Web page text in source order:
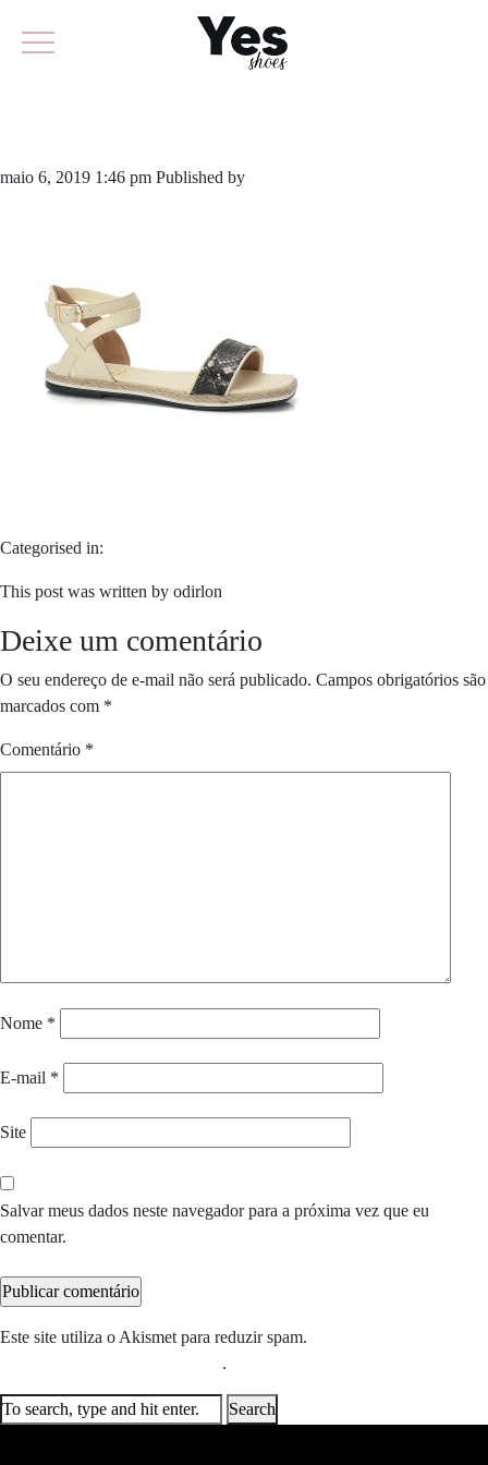
maio 6, 2019 1:46 pm Published by
Categorised in:
This post was written by odirlon
Deixe um comentário
O seu endereço de e-mail não será publicado. Campos obrigatórios são
marcados com *
Comentário *
Nome *
E-mail *
Site
Salvar meus dados neste navegador para a próxima vez que eu
comentar.
Este site utiliza o Akismet para reduzir spam.
.
Search